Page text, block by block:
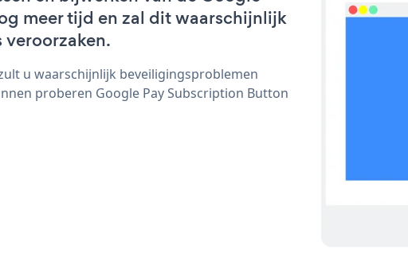
meer tijd en zal dit waarschijnlijk
u waarschijnlijk beveiligingsproblemen
proberen Google Pay Subscription Button